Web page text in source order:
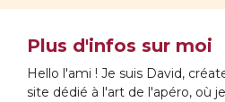
Plus d'infos sur moi
Hello l'ami ! Je suis David,
site dédié à l'art de l'apéro, où